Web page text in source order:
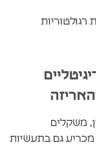
רגולטוריות
משקלים
גם בתעשיות